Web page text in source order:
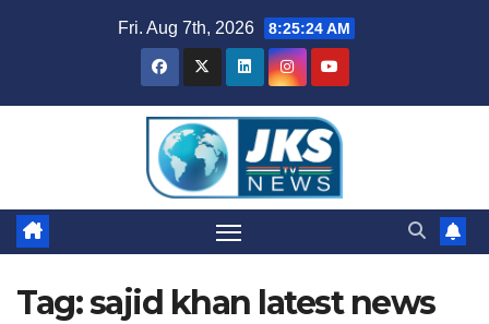
Fri. Aug 7th, 2026 8:25:25 AM
Tag:sajid khan latest news